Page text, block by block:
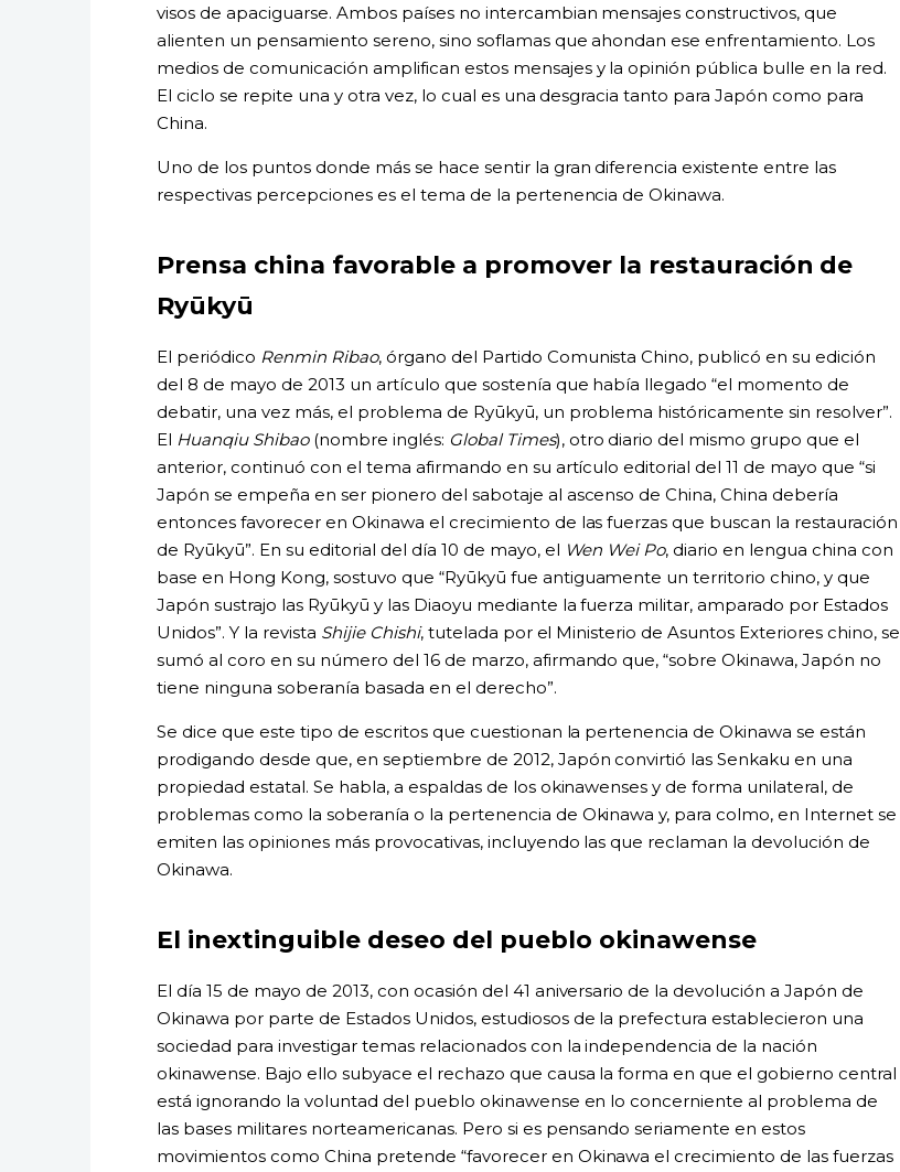
visos de apaciguarse. Ambos países no intercambian mensajes constructivos, que
alienten un pensamiento sereno, sino soflamas que ahondan ese enfrentamiento. Los
medios de comunicación amplifican estos mensajes y la opinión pública bulle en la red.
El ciclo se repite una y otra vez, lo cual es una desgracia tanto para Japón como para
China.
Uno de los puntos donde más se hace sentir la gran diferencia existente entre las
respectivas percepciones es el tema de la pertenencia de Okinawa.
Prensa china favorable a promover la restauración de
Ryūkyū
El periódico Renmin Ribao, órgano del Partido Comunista Chino, publicó en su edición
del 8 de mayo de 2013 un artículo que sostenía que había llegado “el momento de
debatir, una vez más, el problema de Ryūkyū, un problema históricamente sin resolver”.
El Huanqiu Shibao(nombre inglés: Global Times), otro diario del mismo grupo que el
anterior, continuó con el tema afirmando en su artículo editorial del 11 de mayo que “si
Japón se empeña en ser pionero del sabotaje al ascenso de China, China debería
entonces favorecer en Okinawa el crecimiento de las fuerzas que buscan la restauración
de Ryūkyū”. En su editorial del día 10 de mayo, el Wen Wei Po, diario en lengua china con
base en Hong Kong, sostuvo que “Ryūkyū fue antiguamente un territorio chino, y que
Japón sustrajo las Ryūkyū y las Diaoyu mediante la fuerza militar, amparado por Estados
Unidos”. Y la revista Shijie Chishi, tutelada por el Ministerio de Asuntos Exteriores chino, se
sumó al coro en su número del 16 de marzo, afirmando que, “sobre Okinawa, Japón no
tiene ninguna soberanía basada en el derecho”.
Se dice que este tipo de escritos que cuestionan la pertenencia de Okinawa se están
prodigando desde que, en septiembre de 2012, Japón convirtió las Senkaku en una
propiedad estatal. Se habla, a espaldas de los okinawenses y de forma unilateral, de
problemas como la soberanía o la pertenencia de Okinawa y, para colmo, en Internet se
emiten las opiniones más provocativas, incluyendo las que reclaman la devolución de
Okinawa.
El inextinguible deseo del pueblo okinawense
El día 15 de mayo de 2013, con ocasión del 41 aniversario de la devolución a Japón de
Okinawa por parte de Estados Unidos, estudiosos de la prefectura establecieron una
sociedad para investigar temas relacionados con la independencia de la nación
okinawense. Bajo ello subyace el rechazo que causa la forma en que el gobierno central
está ignorando la voluntad del pueblo okinawense en lo concerniente al problema de
las bases militares norteamericanas. Pero si es pensando seriamente en estos
movimientos como China pretende “favorecer en Okinawa el crecimiento de las fuerzas